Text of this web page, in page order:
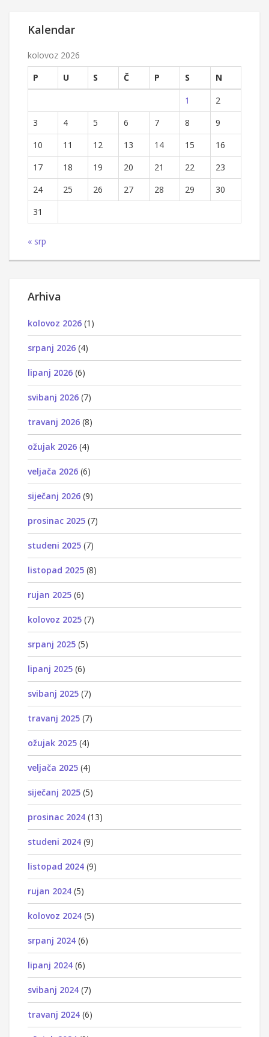
Kalendar
kolovoz 2026
P
U S Č P S
N
1
2
3
4 5 6 7 8
9
10
11 12 13 14 15
16
17
18 19 20 21 22
23
24
25 26 27 28 29
30
31
« srp
Arhiva
kolovoz 2026 (1)
srpanj 2026 (4)
lipanj 2026 (6)
svibanj 2026 (7)
travanj 2026 (8)
ožujak 2026 (4)
veljača 2026 (6)
siječanj 2026 (9)
prosinac 2025 (7)
studeni 2025 (7)
listopad 2025 (8)
rujan 2025 (6)
kolovoz 2025 (7)
srpanj 2025 (5)
lipanj 2025 (6)
svibanj 2025 (7)
travanj 2025 (7)
ožujak 2025 (4)
veljača 2025 (4)
siječanj 2025 (5)
prosinac 2024 (13)
studeni 2024 (9)
listopad 2024 (9)
rujan 2024 (5)
kolovoz 2024 (5)
srpanj 2024 (6)
lipanj 2024 (6)
svibanj 2024 (7)
travanj 2024 (6)